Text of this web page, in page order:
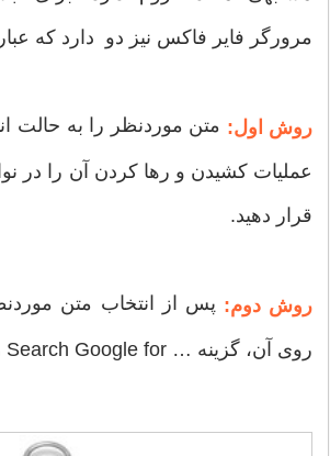
مرورگر فایر فاکس نیز دو دارد که
روش اول: متن موردنظر را به حالت
عملیات کشیدن و رها کردن آن را در
قرار دهید.
روش دوم: پس از انتخاب متن
روی آن، گزینه … Search Google for را انتخاب کنید.